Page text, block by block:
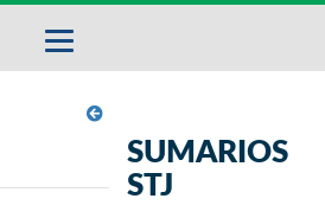
SUMARIOS
STJ